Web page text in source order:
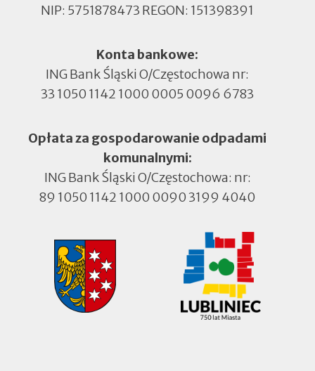
NIP: 5751878473 REGON: 151398391
Konta bankowe:
ING Bank Śląski O/Częstochowa nr:
33 1050 1142 1000 0005 0096 6783
Opłata za gospodarowanie odpadami
komunalnymi:
ING Bank Śląski O/Częstochowa: nr:
89 1050 1142 1000 0090 3199 4040